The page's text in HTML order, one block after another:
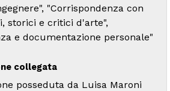
"Corrispondenza con
storici e critici d'arte",
e documentazione personale"
collegata
posseduta da Luisa Maroni